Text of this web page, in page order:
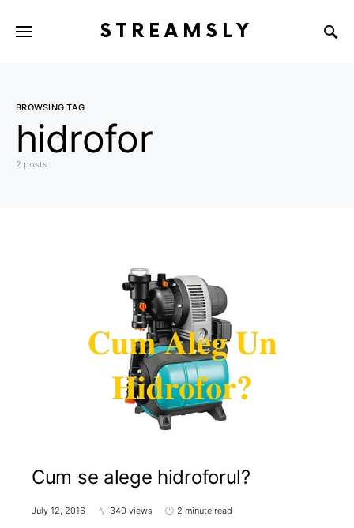
STREAMSLY
BROWSING TAG
hidrofor
2 posts
Cum se alege hidroforul?
July 12, 2016 340 views 2 minute read